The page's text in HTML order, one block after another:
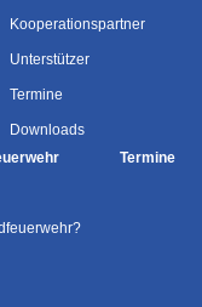
Kooperationspartner
Unterstützer
Termine
Downloads
Termine